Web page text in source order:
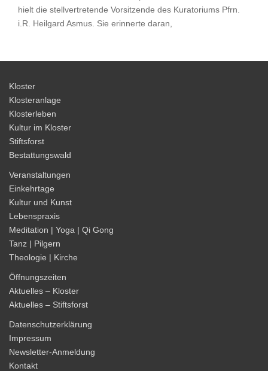
hielt die stellvertretende Vorsitzende des Kuratoriums Pfrn.
i.R. Heilgard Asmus. Sie erinnerte daran,
Kloster
Klosteranlage
Klosterleben
Kultur im Kloster
Stiftsforst
Bestattungswald
Veranstaltungen
Einkehrtage
Kultur und Kunst
Lebenspraxis
Meditation | Yoga | Qi Gong
Tanz | Pilgern
Theologie | Kirche
Öffnungszeiten
Aktuelles – Kloster
Aktuelles – Stiftsforst
Datenschutzerklärung
Impressum
Newsletter-Anmeldung
Kontakt